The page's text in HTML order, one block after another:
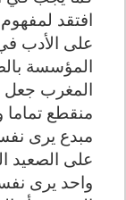
افتقد
على الأدب
المؤسسة
المغرب جعل
منقطع
مبدع يرى
على الصعيد
واحد يرى